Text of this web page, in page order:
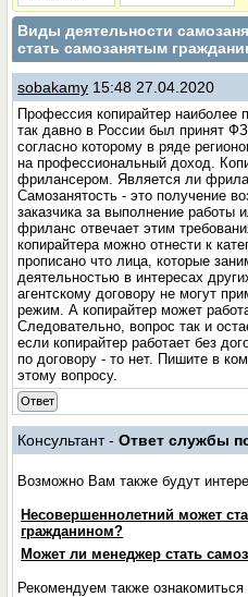
Виды деятельности
стать самозанятым
sobakamy 15:48 27.04.2020
Профессия копирайтер наиболее
так давно в России был принят
согласно которому в ряде
на профессиональный доход.
фрилансером. Является ли
Самозанятость - это получение
заказчика за выполнение работы
фриланс отвечает этим
копирайтера можно отнести к
прописано что лица, которые
деятельностью в интересах
агентскому договору не могут
режим. А копирайтер может
Следовательно, вопрос так и
если копирайтер работает без
по договору - то нет. Пишите в
этому вопросу.
Ответ
Консультант -Ответ службы
Возможно Вам также будут
Несовершеннолетний может
гражданином?
Может ли менеджер стать
Рекомендуем также ознакомиться